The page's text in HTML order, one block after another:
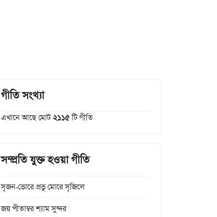
গীতি সংখ্যা
এখানে আছে মোট২১১৫টি গীতি
সম্প্রতি যুক্ত হওয়া গীতি
সৃজন-ভোরে প্রভু মোরে সৃজিলে
জয় পীতাম্বর শ্যাম সুন্দর